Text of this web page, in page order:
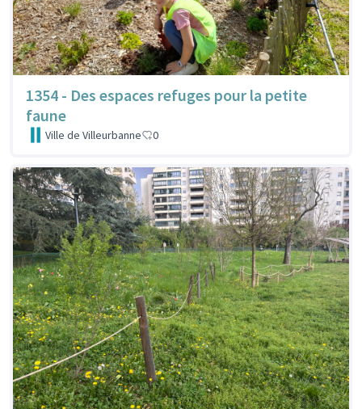
1354 - Des espaces refuges pour la petite
faune
Ville de Villeurbanne 0